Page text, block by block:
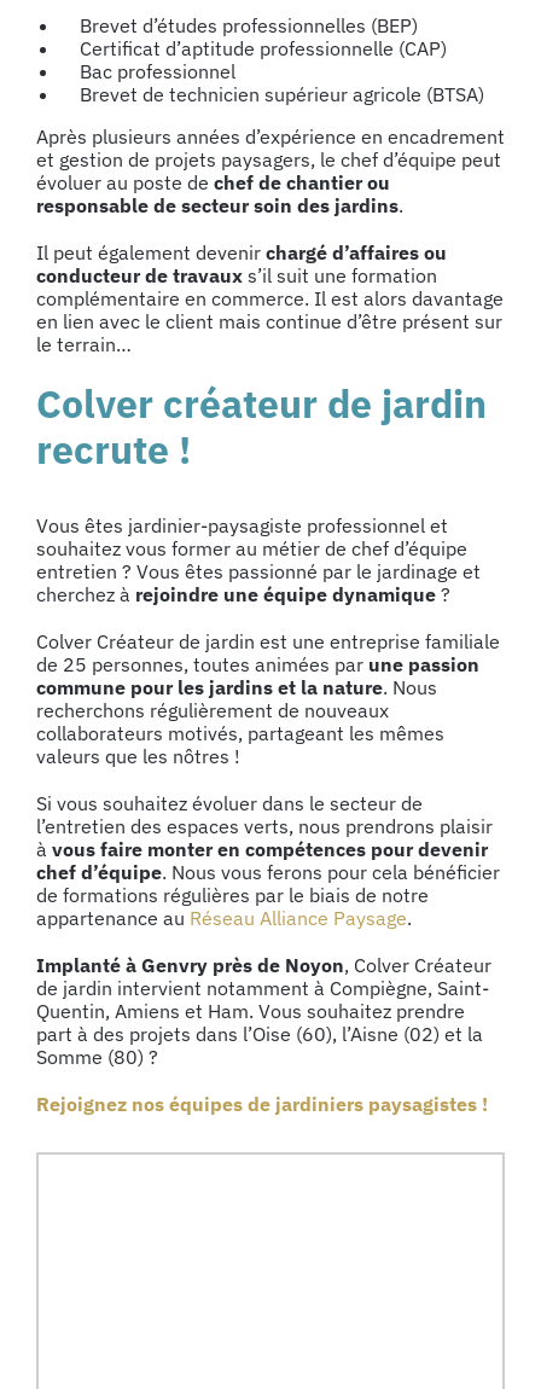
Brevet d’études professionnelles (BEP)
Certificat d’aptitude professionnelle (CAP)
Bac professionnel
Brevet de technicien supérieur agricole (BTSA)
Après plusieurs années d’expérience en encadrement
et gestion de projets paysagers, le chef d’équipe peut
évoluer au poste de chef de chantier ou
responsable de secteur soin des jardins.
Il peut également devenir chargé d’affaires ou
conducteur de travaux s’il suit une formation
complémentaire en commerce. Il est alors davantage
en lien avec le client mais continue d’être présent sur
le terrain…
Colver créateur de jardin
recrute !
Vous êtes jardinier-paysagiste professionnel et
souhaitez vous former au métier de chef d’équipe
entretien ? Vous êtes passionné par le jardinage et
cherchez à rejoindre une équipe dynamique ?
Colver Créateur de jardin est une entreprise familiale
de 25 personnes, toutes animées par une passion
commune pour les jardins et la nature. Nous
recherchons régulièrement de nouveaux
collaborateurs motivés, partageant les mêmes
valeurs que les nôtres !
Si vous souhaitez évoluer dans le secteur de
l’entretien des espaces verts, nous prendrons plaisir
à vous faire monter en compétences pour devenir
chef d’équipe. Nous vous ferons pour cela bénéficier
de formations régulières par le biais de notre
appartenance au Réseau Alliance Paysage.
Implanté à Genvry près de Noyon, Colver Créateur
de jardin intervient notamment à Compiègne, Saint-
Quentin, Amiens et Ham. Vous souhaitez prendre
part à des projets dans l’Oise (60), l’Aisne (02) et la
Somme (80) ?
Rejoignez nos équipes de jardiniers paysagistes !